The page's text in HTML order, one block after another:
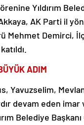
Yıldırım
Akkaya, AK Parti il
Mehmet Demirci,
ADIM
Yavuzselim,
devam eden
Belediye